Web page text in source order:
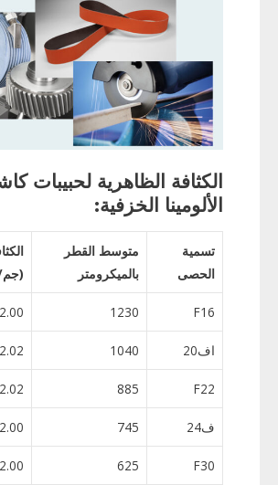
الكثافة الظاهرية لحبيبات
الألومينا الخزفية:
تسمية
الحصى
متوسط ​​القطر
بالميكرومتر
F16
1230
اف20 1040
F22
885
ف24 745
F30
625